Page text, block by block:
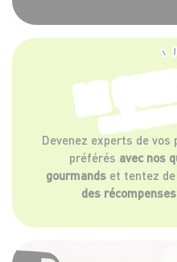
LEDE LA
Devenez experts de vos
préférés avec nos
gourmandset tentez de
des